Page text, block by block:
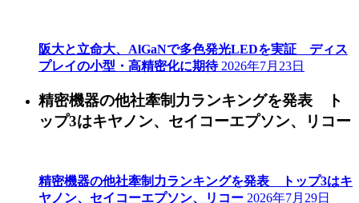
阪大と立命大、AlGaNで多色発光LEDを実証 ディス
プレイの小型・高精密化に期待 2026年7月23日
精密機器の他社牽制力ランキングを発表 ト
ップ3はキヤノン、セイコーエプソン、リコー
精密機器の他社牽制力ランキングを発表 トップ3はキ
ヤノン、セイコーエプソン、リコー 2026年7月29日